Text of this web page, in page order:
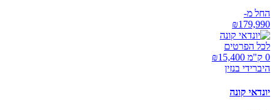
החל מ-
₪179,990
לכל הפרטים
0 ק"מ ₪
15,400
היברידי בנזין
יונדאי קונה